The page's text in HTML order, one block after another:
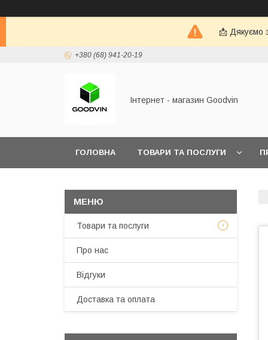
📩 Дякуємо
+380 (68) 941-20-19
Інтернет - магазин Goodvin
ГОЛОВНА ТОВАРИ ТА ПОСЛУГИ
Товари та послуги
Про нас
Відгуки
Доставка та оплата